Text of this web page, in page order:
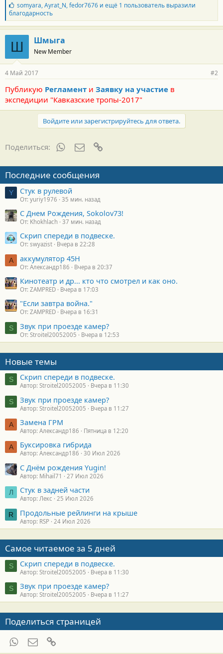
Б
л
а
г
о
д
а
р
н
о
с
т
и
:
somyara,Ayrat_N,fedor7676и ещё 1 пользователь выразили
благодарность
Ш Шмыга
New Member
4 Май 2017 #2
Публикую Регламент и Заявку на участие в
экспедиции "Кавказские тропы-2017"
Войдите или зарегистрируйтесь для ответа.
Поделиться: WhatsAppЭлектронная почта
Последние сообщения
Y Стук в рулевой
От: yuriy1976 35 мин. назад
С Днем Рождения, Sokolov73!
От: Khokhlach 37 мин. назад
Скрип спереди в подвеске.
От: swyazist Вчера в 22:28
А аккумулятор 45H
От: Александр186 Вчера в 20:37
Кинотеатр и др... кто что смотрел и как оно.
От: ZAMPRED Вчера в 17:03
"Если завтра война."
От: ZAMPRED Вчера в 16:31
S Звук при проезде камер?
От: Stroitel20052005 Вчера в 12:53
Новые темы
S Скрип спереди в подвеске.
Автор: Stroitel20052005 Вчера в 11:30
S Звук при проезде камер?
Автор: Stroitel20052005 Вчера в 11:27
А Замена ГРМ
Автор: Александр186 Пятница в 12:20
А Буксировка гибрида
Автор: Александр186 30 Июл 2026
С Днём рождения Yugin!
Автор: Mihail71 27 Июл 2026
Л Стук в задней части
Автор: Лекс 25 Июл 2026
R Продольные рейлинги на крыше
Автор: RSP 24 Июл 2026
Самое читаемое за 5 дней
S Скрип спереди в подвеске.
Автор: Stroitel20052005 Вчера в 11:30
S Звук при проезде камер?
Автор: Stroitel20052005 Вчера в 11:27
Поделиться страницей
WhatsAppЭлектронная почта